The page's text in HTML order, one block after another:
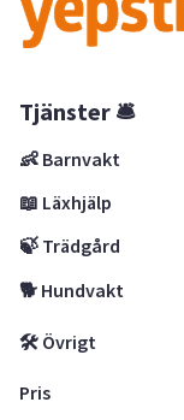
Tjänster 🛎
👶 Barnvakt
📖 Läxhjälp
🍃 Trädgård
🐕 Hundvakt
🛠 Övrigt
Pris